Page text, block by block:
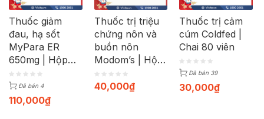
Thuốc giảm
đau, hạ sốt
MyPara ER
650mg | Hộp
100 viên
Đã bán 4
110,000₫
Thuốc trị triệu
chứng nôn và
buồn nôn
Modom’s | Hộp
100 viên
40,000₫
Thuốc trị cảm
cúm Coldfed |
Chai 80 viên
Đã bán 39
30,000₫